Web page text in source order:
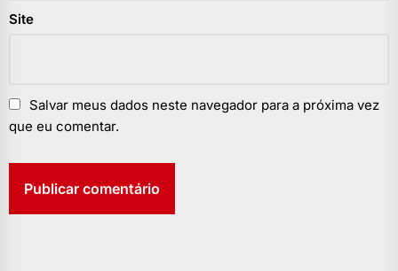
Site
Salvar meus dados neste navegador para a próxima vez
que eu comentar.